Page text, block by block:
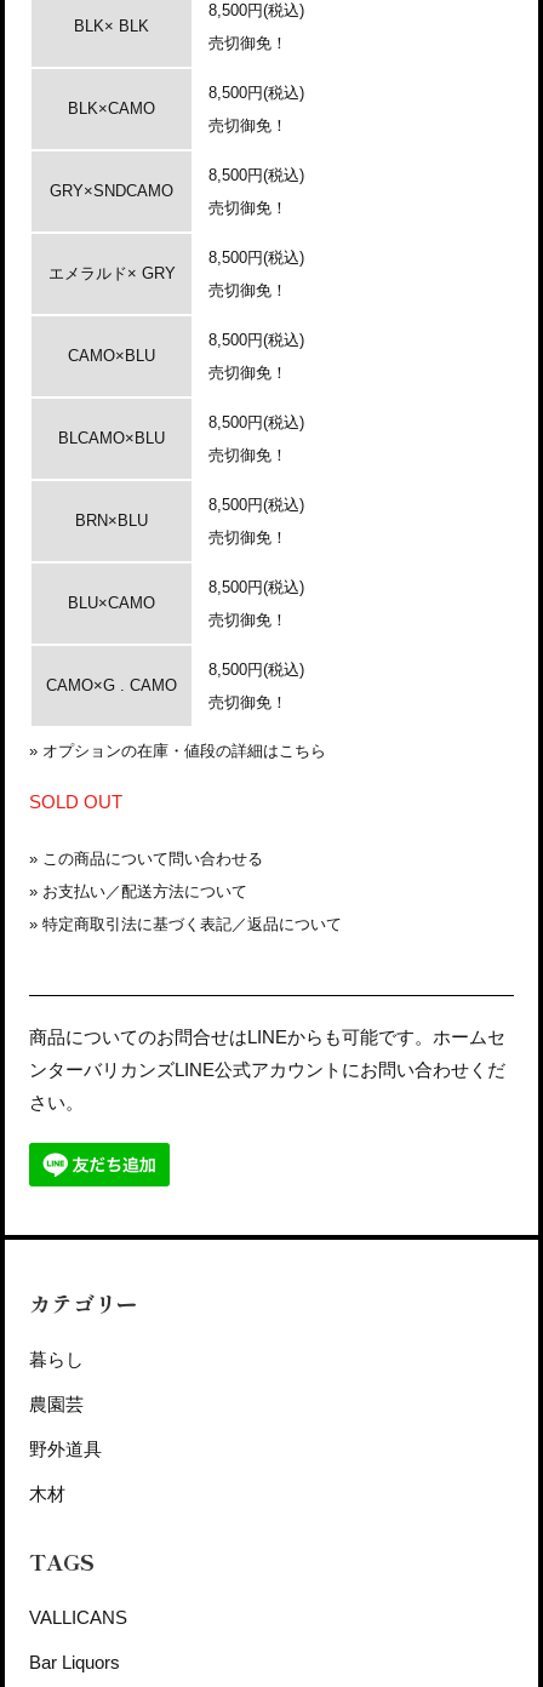
BLK× BLK
8,500円(税込)
売切御免！
BLK×CAMO
8,500円(税込)
売切御免！
GRY×SNDCAMO
8,500円(税込)
売切御免！
エメラルド× GRY
8,500円(税込)
売切御免！
CAMO×BLU
8,500円(税込)
売切御免！
BLCAMO×BLU
8,500円(税込)
売切御免！
BRN×BLU
8,500円(税込)
売切御免！
BLU×CAMO
8,500円(税込)
売切御免！
CAMO×G . CAMO
8,500円(税込)
売切御免！
» オプションの在庫・値段の詳細はこちら
SOLD OUT
» この商品について問い合わせる
» お支払い／配送方法について
» 特定商取引法に基づく表記／返品について
商品についてのお問合せはLINEからも可能です。ホームセ
ンターバリカンズLINE公式アカウントにお問い合わせくだ
さい。
カテゴリー
暮らし
農園芸
野外道具
木材
TAGS
VALLICANS
Bar Liquors